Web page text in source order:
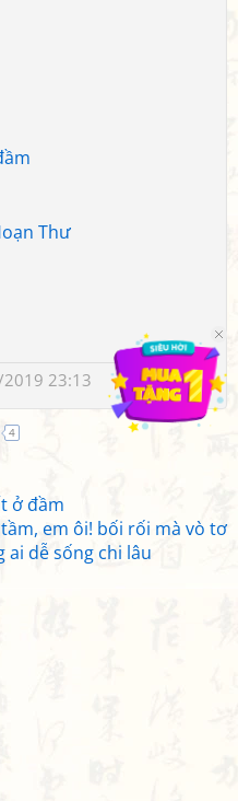
Thư
23:13
4
ở đầm
em ôi! bối rối mà vò tơ
ai dễ sống chi lâu